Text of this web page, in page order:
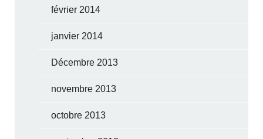
février 2014
janvier 2014
Décembre 2013
novembre 2013
octobre 2013